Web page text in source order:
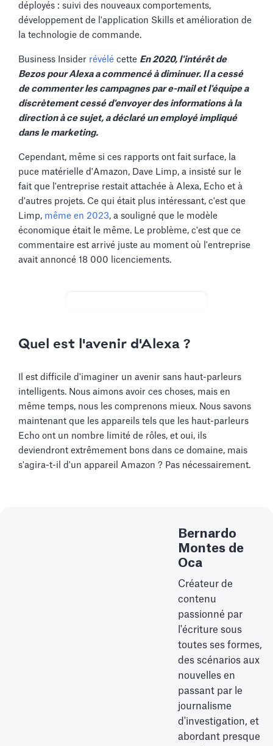
déployés : suivi des nouveaux comportements,
développement de l'application Skills et amélioration de
la technologie de commande.
Business Insider révélé cette En 2020, l'intérêt de
Bezos pour Alexa a commencé à diminuer. Il a cessé
de commenter les campagnes par e-mail et l'équipe a
discrètement cessé d'envoyer des informations à la
direction à ce sujet, a déclaré un employé impliqué
dans le marketing.
Cependant, même si ces rapports ont fait surface, la
puce matérielle d'Amazon, Dave Limp, a insisté sur le
fait que l'entreprise restait attachée à Alexa, Echo et à
d'autres projets. Ce qui était plus intéressant, c'est que
Limp, même en 2023, a souligné que le modèle
économique était le même. Le problème, c'est que ce
commentaire est arrivé juste au moment où l'entreprise
avait annoncé 18 000 licenciements.
Quel est l'avenir d'Alexa ?
Il est difficile d'imaginer un avenir sans haut-parleurs
intelligents. Nous aimons avoir ces choses, mais en
même temps, nous les comprenons mieux. Nous savons
maintenant que les appareils tels que les haut-parleurs
Echo ont un nombre limité de rôles, et oui, ils
deviendront extrêmement bons dans ce domaine, mais
s'agira-t-il d'un appareil Amazon ? Pas nécessairement.
Bernardo
Montes de
Oca
Créateur de
contenu
passionné par
l'écriture sous
toutes ses formes,
des scénarios aux
nouvelles en
passant par le
journalisme
d'investigation, et
abordant presque